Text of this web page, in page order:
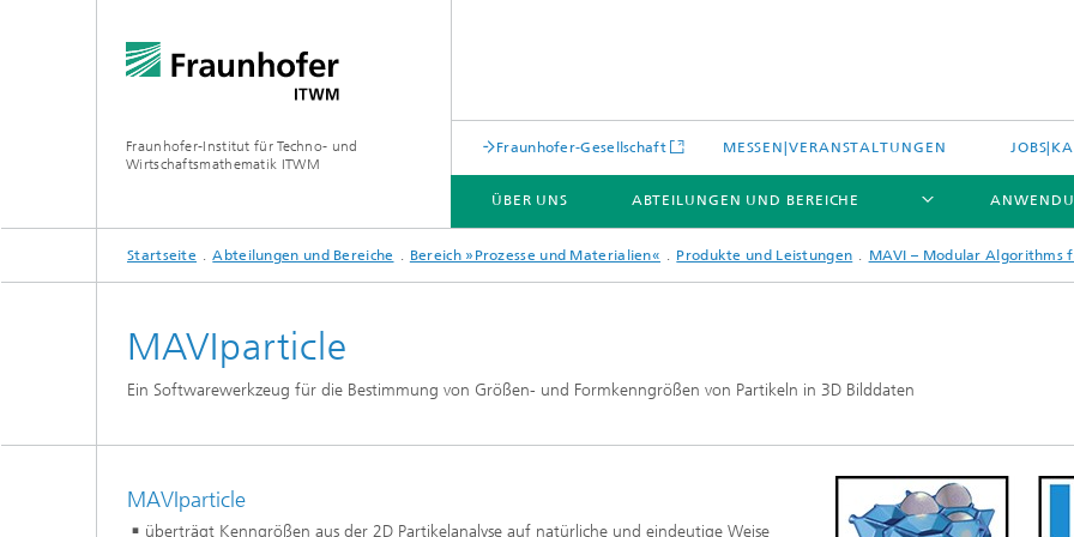
Fraunhofer-Institut für Techno- und
Wirtschaftsmathematik ITWM
Fraunhofer-Gesellschaft MESSEN|VERANSTALTUNGEN
ÜBER UNS ABTEILUNGEN UND BEREICHE
ABTEILUNGEN UND BEREICHE
Industrial Image Learning
Aktuelles
Produkte und Leistungen
Aktuelles
Produkte und Leistungen
Aktuelles
Leistungen und Produkte
Energieerzeugung und -verteilung
Aktuelles aus dem Bereich »Analytics
ANWENDUNGSFELDER
PRESSE|AKTUELLES
Startseite Abteilungen und Bereiche Bereich »Prozesse und Materialien« Produkte und Leistungen MAVI – Modular Algorithms
MAVIparticle
Ein Softwarewerkzeug für die Bestimmung von Größen- und Formkenngrößen von Partikeln in 3D Bilddaten
MAVIparticle
überträgt Kenngrößen aus der 2D Partikelanalyse auf natürliche und eindeutige Weise